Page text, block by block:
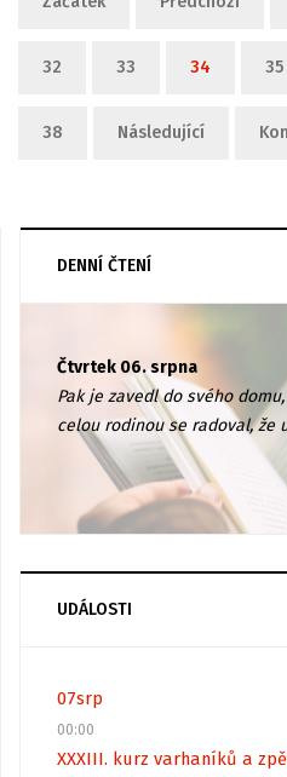
32 33 34 35
38 Následující
DENNÍ ČTENÍ
Čtvrtek 06. srpna
Pak je zavedl do svého
celou rodinou se radoval, že
UDÁLOSTI
07srp
00:00
XXXIII. kurz varhaníků a